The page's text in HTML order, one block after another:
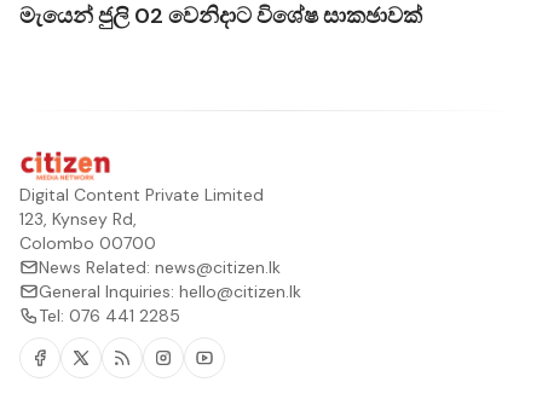
මැයෙන් ජුලි 02 වෙනිදාට විශේෂ සාකඡාවක්
Digital Content Private Limited
123, Kynsey Rd,
Colombo 00700
News Related: news@citizen.lk
General Inquiries: hello@citizen.lk
Tel: 076 441 2285
Facebook
Twitter
RSS InstagramYoutube